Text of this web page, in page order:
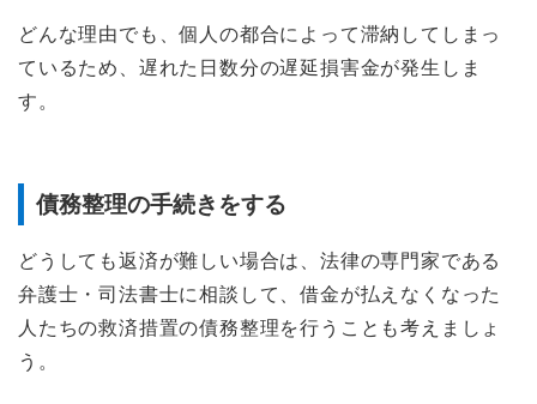
どんな理由でも、個人の都合によって滞納してしまっ
ているため、遅れた日数分の遅延損害金が発生しま
す。
債務整理の手続きをする
どうしても返済が難しい場合は、法律の専門家である
弁護士・司法書士に相談して、借金が払えなくなった
人たちの救済措置の債務整理を行うことも考えましょ
う。